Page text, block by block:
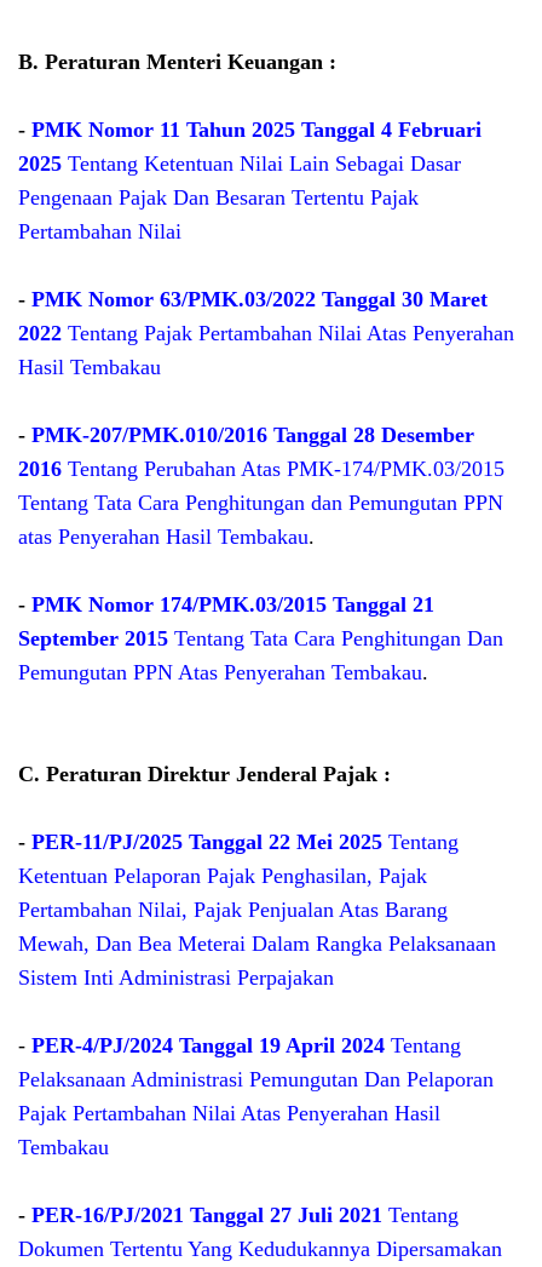
B. Peraturan Menteri Keuangan :
- PMK Nomor 11 Tahun 2025 Tanggal 4 Februari
2025 Tentang Ketentuan Nilai Lain Sebagai Dasar
Pengenaan Pajak Dan Besaran Tertentu Pajak
Pertambahan Nilai
- PMK Nomor 63/PMK.03/2022 Tanggal 30 Maret
2022 Tentang Pajak Pertambahan Nilai Atas Penyerahan
Hasil Tembakau
- PMK-207/PMK.010/2016 Tanggal 28 Desember
2016 Tentang Perubahan Atas PMK-174/PMK.03/2015
Tentang Tata Cara Penghitungan dan Pemungutan PPN
atas Penyerahan Hasil Tembakau.
- PMK Nomor 174/PMK.03/2015 Tanggal 21
September 2015 Tentang Tata Cara Penghitungan Dan
Pemungutan PPN Atas Penyerahan Tembakau.
C. Peraturan Direktur Jenderal Pajak :
- PER-11/PJ/2025 Tanggal 22 Mei 2025 Tentang
Ketentuan Pelaporan Pajak Penghasilan, Pajak
Pertambahan Nilai, Pajak Penjualan Atas Barang
Mewah, Dan Bea Meterai Dalam Rangka Pelaksanaan
Sistem Inti Administrasi Perpajakan
- PER-4/PJ/2024 Tanggal 19 April 2024 Tentang
Pelaksanaan Administrasi Pemungutan Dan Pelaporan
Pajak Pertambahan Nilai Atas Penyerahan Hasil
Tembakau
- PER-16/PJ/2021 Tanggal 27 Juli 2021 Tentang
Dokumen Tertentu Yang Kedudukannya Dipersamakan